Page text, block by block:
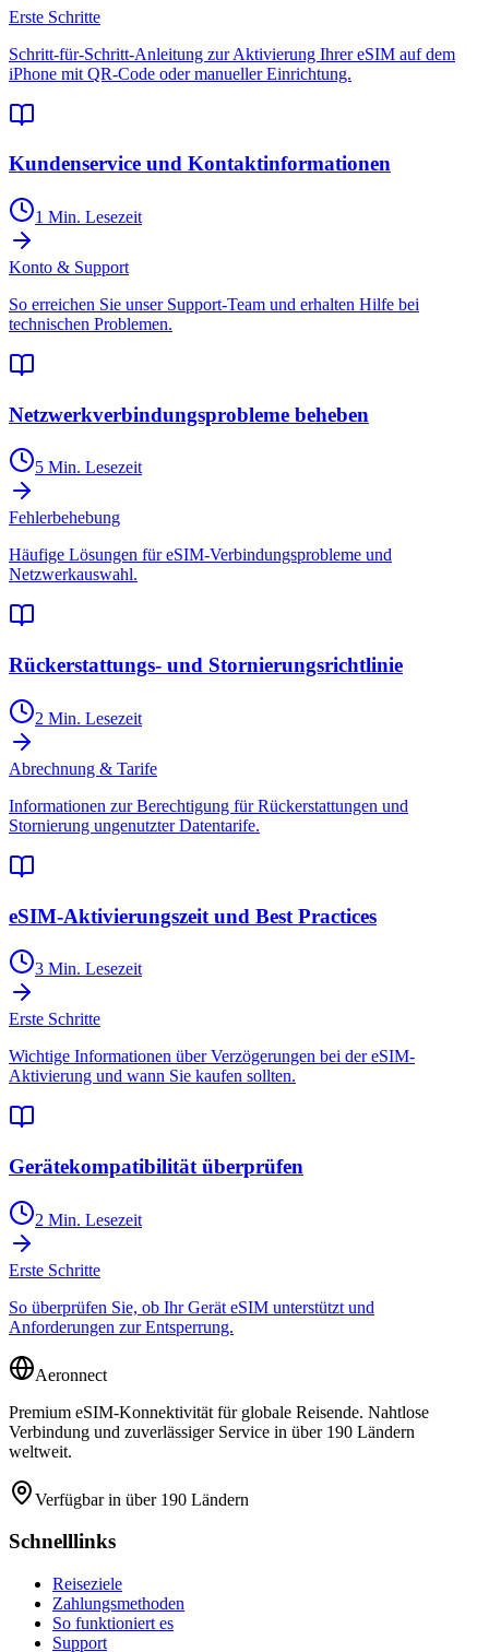
Erste Schritte
Schritt-für-Schritt-Anleitung zur Aktivierung Ihrer eSIM auf dem
iPhone mit QR-Code oder manueller Einrichtung.
Kundenservice und Kontaktinformationen
1 Min. Lesezeit
Konto & Support
So erreichen Sie unser Support-Team und erhalten Hilfe bei
technischen Problemen.
Netzwerkverbindungsprobleme beheben
5 Min. Lesezeit
Fehlerbehebung
Häufige Lösungen für eSIM-Verbindungsprobleme und
Netzwerkauswahl.
Rückerstattungs- und Stornierungsrichtlinie
2 Min. Lesezeit
Abrechnung & Tarife
Informationen zur Berechtigung für Rückerstattungen und
Stornierung ungenutzter Datentarife.
eSIM-Aktivierungszeit und Best Practices
3 Min. Lesezeit
Erste Schritte
Wichtige Informationen über Verzögerungen bei der eSIM-
Aktivierung und wann Sie kaufen sollten.
Gerätekompatibilität überprüfen
2 Min. Lesezeit
Erste Schritte
So überprüfen Sie, ob Ihr Gerät eSIM unterstützt und
Anforderungen zur Entsperrung.
Aeronnect
Premium eSIM-Konnektivität für globale Reisende. Nahtlose
Verbindung und zuverlässiger Service in über 190 Ländern
weltweit.
Verfügbar in über 190 Ländern
Schnelllinks
Reiseziele
Zahlungsmethoden
So funktioniert es
Support